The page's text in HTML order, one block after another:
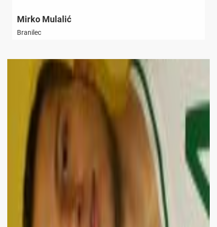
Mirko Mulalić
Branilec